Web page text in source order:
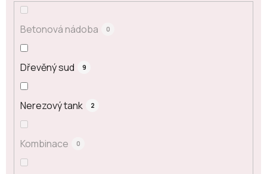
Betonová nádoba 0
Dřevěný sud 9
Nerezový tank 2
Kombinace 0